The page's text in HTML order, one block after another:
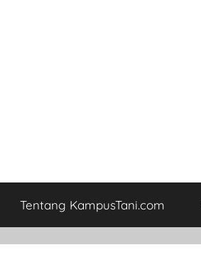
Tentang KampusTani.com